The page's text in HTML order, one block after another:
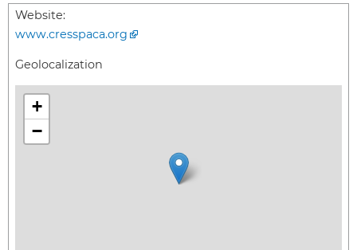
Website:
www.cresspaca.org
Geolocalization
+
−